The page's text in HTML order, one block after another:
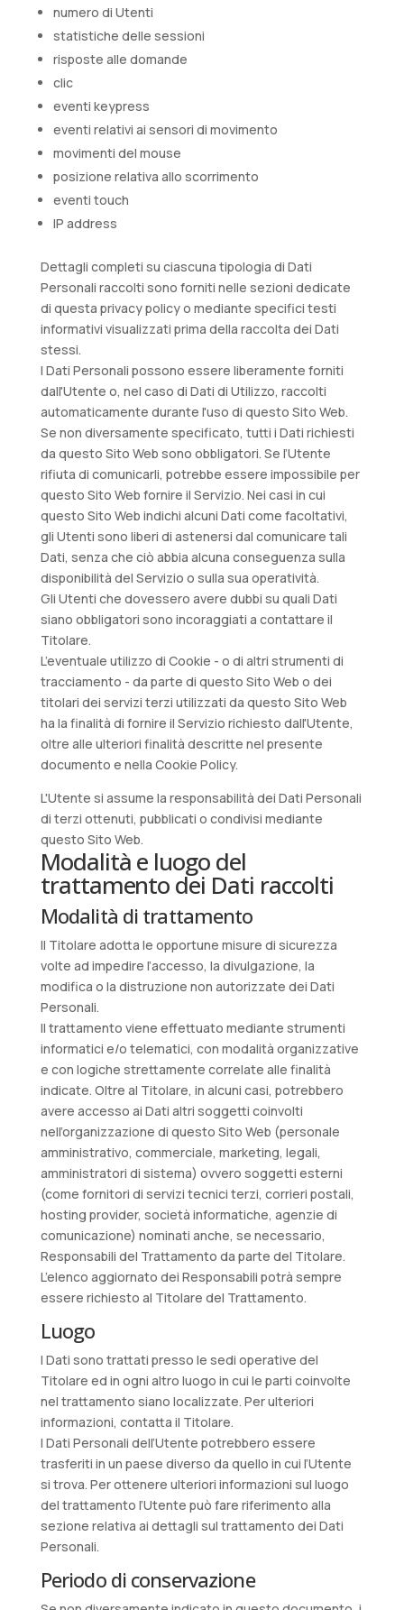
numero di Utenti
statistiche delle sessioni
risposte alle domande
clic
eventi keypress
eventi relativi ai sensori di movimento
movimenti del mouse
posizione relativa allo scorrimento
eventi touch
IP address
Dettagli completi su ciascuna tipologia di Dati
Personali raccolti sono forniti nelle sezioni dedicate
di questa privacy policy o mediante specifici testi
informativi visualizzati prima della raccolta dei Dati
stessi.
I Dati Personali possono essere liberamente forniti
dall'Utente o, nel caso di Dati di Utilizzo, raccolti
automaticamente durante l'uso di questo Sito Web.
Se non diversamente specificato, tutti i Dati richiesti
da questo Sito Web sono obbligatori. Se l’Utente
rifiuta di comunicarli, potrebbe essere impossibile per
questo Sito Web fornire il Servizio. Nei casi in cui
questo Sito Web indichi alcuni Dati come facoltativi,
gli Utenti sono liberi di astenersi dal comunicare tali
Dati, senza che ciò abbia alcuna conseguenza sulla
disponibilità del Servizio o sulla sua operatività.
Gli Utenti che dovessero avere dubbi su quali Dati
siano obbligatori sono incoraggiati a contattare il
Titolare.
L’eventuale utilizzo di Cookie - o di altri strumenti di
tracciamento - da parte di questo Sito Web o dei
titolari dei servizi terzi utilizzati da questo Sito Web
ha la finalità di fornire il Servizio richiesto dall'Utente,
oltre alle ulteriori finalità descritte nel presente
documento e nella Cookie Policy.
L'Utente si assume la responsabilità dei Dati Personali
di terzi ottenuti, pubblicati o condivisi mediante
questo Sito Web.
Modalità e luogo del
trattamento dei Dati raccolti
Modalità di trattamento
Il Titolare adotta le opportune misure di sicurezza
volte ad impedire l’accesso, la divulgazione, la
modifica o la distruzione non autorizzate dei Dati
Personali.
Il trattamento viene effettuato mediante strumenti
informatici e/o telematici, con modalità organizzative
e con logiche strettamente correlate alle finalità
indicate. Oltre al Titolare, in alcuni casi, potrebbero
avere accesso ai Dati altri soggetti coinvolti
nell’organizzazione di questo Sito Web (personale
amministrativo, commerciale, marketing, legali,
amministratori di sistema) ovvero soggetti esterni
(come fornitori di servizi tecnici terzi, corrieri postali,
hosting provider, società informatiche, agenzie di
comunicazione) nominati anche, se necessario,
Responsabili del Trattamento da parte del Titolare.
L’elenco aggiornato dei Responsabili potrà sempre
essere richiesto al Titolare del Trattamento.
Luogo
I Dati sono trattati presso le sedi operative del
Titolare ed in ogni altro luogo in cui le parti coinvolte
nel trattamento siano localizzate. Per ulteriori
informazioni, contatta il Titolare.
I Dati Personali dell’Utente potrebbero essere
trasferiti in un paese diverso da quello in cui l’Utente
si trova. Per ottenere ulteriori informazioni sul luogo
del trattamento l’Utente può fare riferimento alla
sezione relativa ai dettagli sul trattamento dei Dati
Personali.
Periodo di conservazione